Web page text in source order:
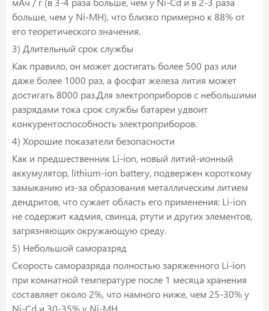
больше, чем у Ni-MH), что близко примерно к 88% от
его теоретического значения.
3) Длительный срок службы
Как правило, он может достигать более 500 раз или
даже более 1000 раз, а фосфат железа лития может
достигать 8000 раз.Для электроприборов с небольшими
разрядами тока срок службы батареи удвоит
конкурентоспособность электроприборов.
4) Хорошие показатели безопасности
Как и предшественник Li-ion, новый литий-ионный
аккумулятор, lithium-ion battery, подвержен короткому
замыканию из-за образования металлическим литием
дендритов, что сужает область его применения: Li-ion
не содержит кадмия, свинца, ртути и других элементов,
загрязняющих окружающую среду.
5) Небольшой саморазряд
Скорость саморазряда полностью заряженного Li-ion
при комнатной температуре после 1 месяца хранения
составляет около 2%, что намного ниже, чем 25-30% у
Ni-Cd и 30-35% у Ni-MH.